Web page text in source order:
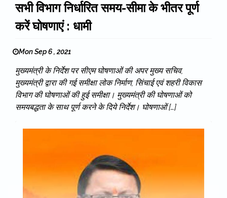
सभी विभाग निर्धारित समय-सीमा के भीतर पूर्ण
करें घोषणाएं : धामी
Mon Sep 6 , 2021
मुख्यमंत्री के निर्देश पर सीएम घोषणाओं की अपर मुख्य सचिव,
मुख्यमंत्री द्वारा की गई समीक्षा लोक निर्माण, सिंचाई एवं शहरी विकास
विभाग की घोषणाओं की हुई समीक्षा। मुख्यमंत्री की घोषणाओं को
समयबद्धता के साथ पूर्ण करने के दिये निर्देश। घोषणाओं […]